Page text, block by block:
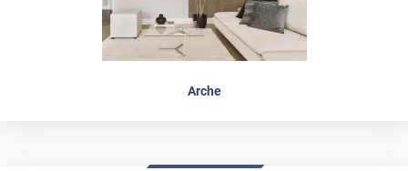
Arche